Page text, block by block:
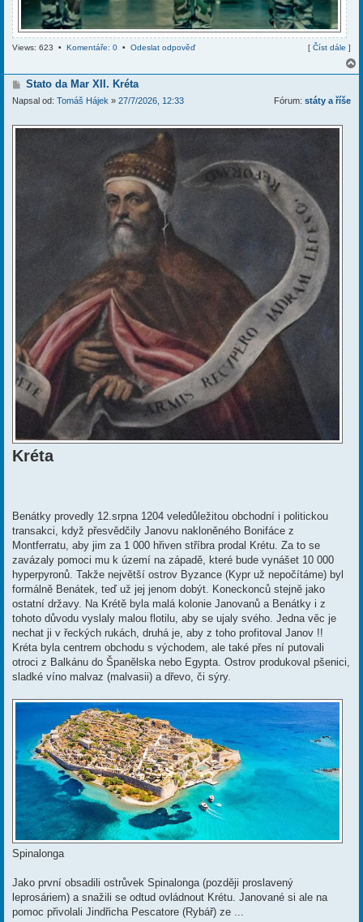
Views: 623 • Komentáře: 0 • Odeslat odpověď [ Číst dále ]
a
P
í
p
Stato da Mar XII. Kréta
Napsal od: Tomáš Hájek » 27/7/2026, 12:33 Fórum: státy a říše
Kréta
Benátky provedly 12.srpna 1204 veledůležitou obchodní i politickou
transakci, když přesvědčily Janovu nakloněného Bonifáce z
Montferratu, aby jim za 1 000 hřiven stříbra prodal Krétu. Za to se
zavázaly pomoci mu k území na západě, které bude vynášet 10 000
hyperpyronů. Takže největší ostrov Byzance (Kypr už nepočítáme) byl
formálně Benátek, teď už jej jenom dobýt. Koneckonců stejně jako
ostatní državy. Na Krétě byla malá kolonie Janovanů a Benátky i z
tohoto důvodu vyslaly malou flotilu, aby se ujaly svého. Jedna věc je
nechat ji v řeckých rukách, druhá je, aby z toho profitoval Janov !!
Kréta byla centrem obchodu s východem, ale také přes ní putovali
otroci z Balkánu do Španělska nebo Egypta. Ostrov produkoval pšenici,
sladké víno malvaz (malvasii) a dřevo, či sýry.
Spinalonga
Jako první obsadili ostrůvek Spinalonga (později proslavený
leprosáriem) a snažili se odtud ovládnout Krétu. Janované si ale na
pomoc přivolali Jindřicha Pescatore (Rybář) ze ...